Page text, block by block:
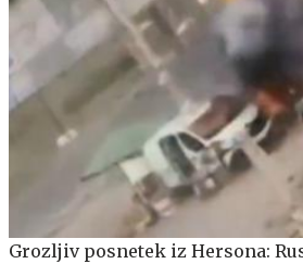
Grozljiv posnetek iz Hersona: